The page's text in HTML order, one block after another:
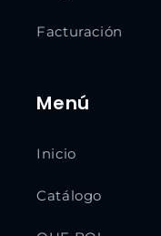
Facturación
Menú
Inicio
Catálogo